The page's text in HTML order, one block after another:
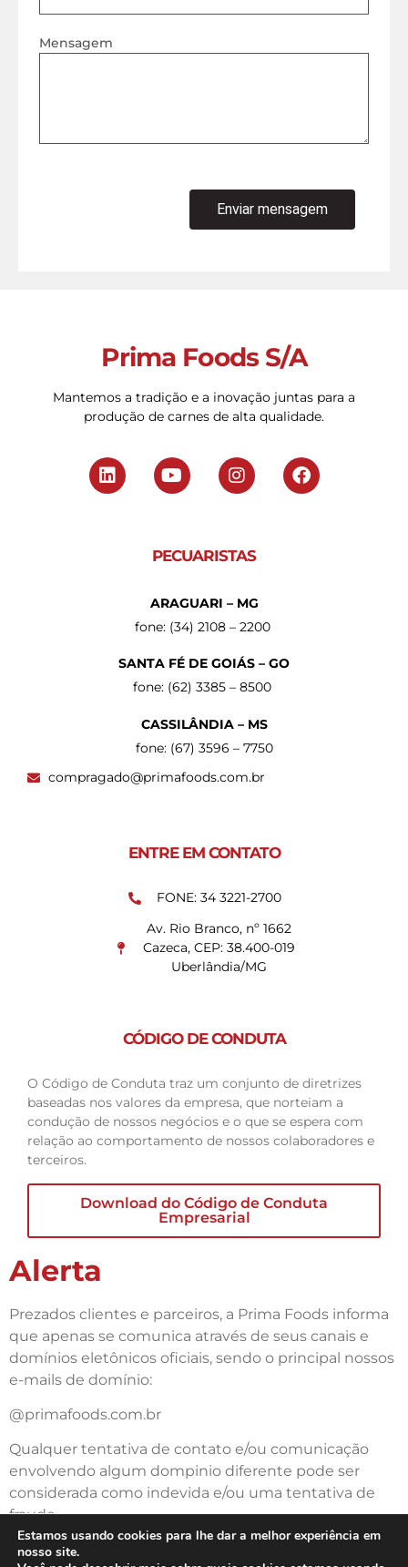
Mensagem
Prima Foods S/A
Mantemos a tradição e a inovação juntas para a
produção de carnes de alta qualidade.
PECUARISTAS
ARAGUARI – MG
fone: (34) 2108 – 2200
SANTA FÉ DE GOIÁS – GO
fone: (62) 3385 – 8500
CASSILÂNDIA – MS
fone: (67) 3596 – 7750
compragado@primafoods.com.br
ENTRE EM CONTATO
FONE: 34 3221-2700
Av. Rio Branco, nº 1662
Cazeca, CEP: 38.400-019
Uberlândia/MG
CÓDIGO DE CONDUTA
O Código de Conduta traz um conjunto de diretrizes
baseadas nos valores da empresa, que norteiam a
condução de nossos negócios e o que se espera com
relação ao comportamento de nossos colaboradores e
terceiros.
Download do Código de Conduta
Empresarial
Alerta
Prezados clientes e parceiros, a Prima Foods informa
que apenas se comunica através de seus canais e
domínios eletônicos oficiais, sendo o principal nossos
e-mails de domínio:
@primafoods.com.br
Qualquer tentativa de contato e/ou comunicação
envolvendo algum dompinio diferente pode ser
considerada como indevida e/ou uma tentativa de
fraude.
Estamos usando cookies para lhe dar a melhor experiência em
nosso site.